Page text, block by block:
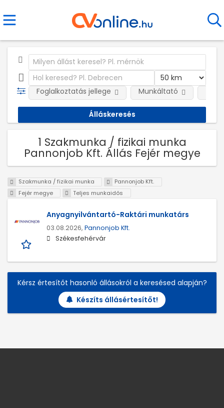
Foglalkoztatás jellege Munkáltató
1 Szakmunka / fizikai munka
Pannonjob Kft. Állás Fejér megye
Szakmunka / fizikai munka
Pannonjob Kft.
Fejér megye
Teljes munkaidős
Anyagnyilvántartó-Raktári munkatárs
03.08.2026, Pannonjob Kft.
Székesfehérvár
Kérsz értesítőt hasonló állásokról a keresésed alapján?
Készíts állásértesítőt!